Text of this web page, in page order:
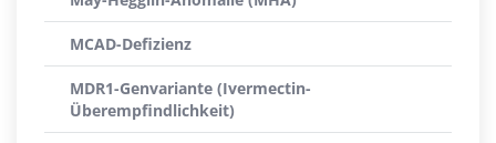
MCAD-Defizienz
MDR1-Genvariante (Ivermectin-
Überempfindlichkeit)